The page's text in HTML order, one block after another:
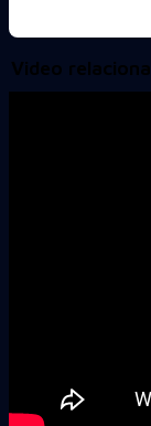
Video